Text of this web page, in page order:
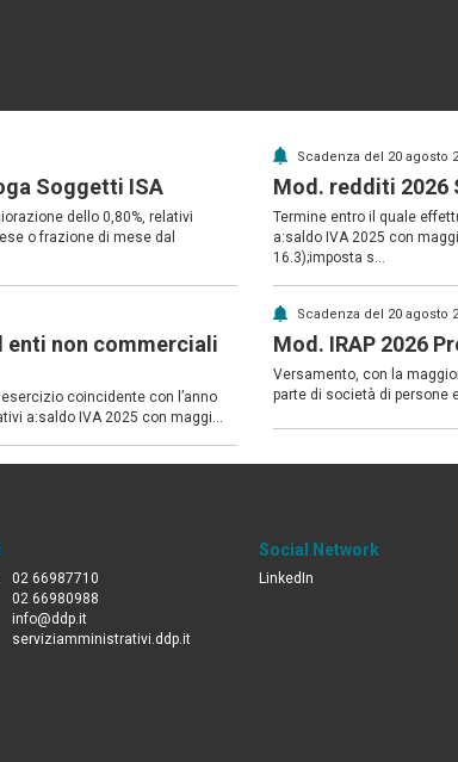
Soggetti ISA
dello 0,80%, relativi
o frazione di mese dal
Scadenza del 20 agosto
Mod. redditi 2026
Termine entro il quale
a:saldo IVA 2025 con
16.3);imposta s...
enti non commerciali
coincidente con l’anno
a:saldo IVA 2025 con maggi...
Scadenza del 20 agosto
Mod. IRAP 2026
Versamento, con la
parte di società di persone
02 66987710
02 66980988
info@ddp.it
serviziamministrativi.ddp.it
Social Network
LinkedIn